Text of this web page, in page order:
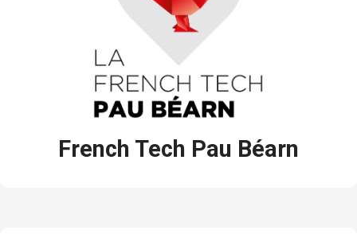
French Tech Pau Béarn